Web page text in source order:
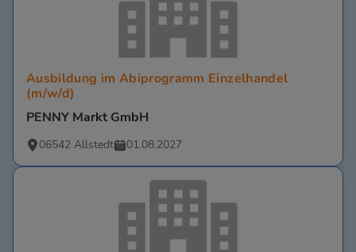
Ausbildung im Abiprogramm Einzelhandel
(m/w/d)
PENNY Markt GmbH
06542 Allstedt 01.08.2027